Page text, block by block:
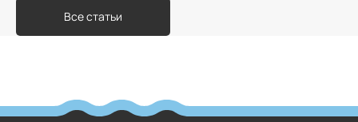
Все статьи